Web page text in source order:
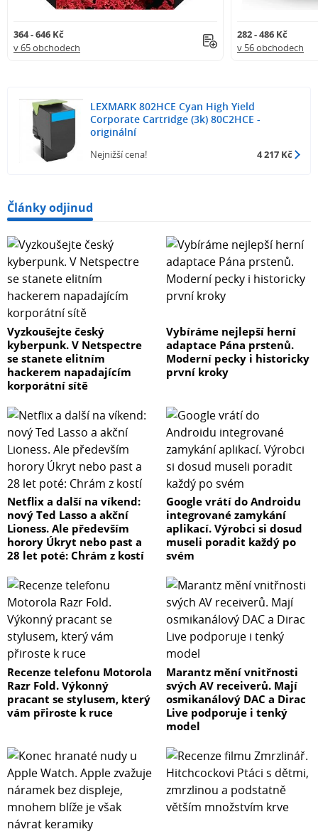
364 - 646 Kč
v 65 obchodech
282 - 486 Kč
v 56 obchodech
LEXMARK 802HCE Cyan High Yield
Corporate Cartridge (3k) 80C2HCE -
originální
Nejnižší cena! 4 217 Kč
Články odjinud
Vyzkoušejte český
kyberpunk. V Netspectre
se stanete elitním
hackerem napadajícím
korporátní sítě
Vybíráme nejlepší herní
adaptace Pána prstenů.
Moderní pecky i historicky
první kroky
Netflix a další na víkend:
nový Ted Lasso a akční
Lioness. Ale především
horory Úkryt nebo past a
28 let poté: Chrám z kostí
Google vrátí do Androidu
integrované zamykání
aplikací. Výrobci si dosud
museli poradit každý po
svém
Recenze telefonu Motorola
Razr Fold. Výkonný
pracant se stylusem, který
vám přiroste k ruce
Marantz mění vnitřnosti
svých AV receiverů. Mají
osmikanálový DAC a Dirac
Live podporuje i tenký
model